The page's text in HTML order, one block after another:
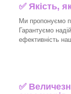
✅Якість,
Ми пропонуємо
Гарантуємо
ефективність
✅